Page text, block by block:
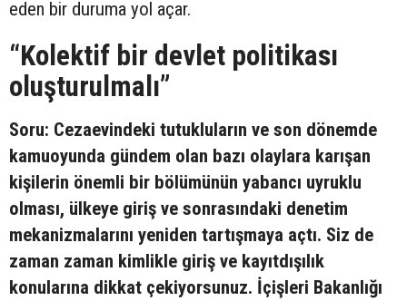
eden bir duruma yol açar.
“Kolektif bir devlet politikası
oluşturulmalı”
Soru: Cezaevindeki tutukluların ve son dönemde
kamuoyunda gündem olan bazı olaylara karışan
kişilerin önemli bir bölümünün yabancı uyruklu
olması, ülkeye giriş ve sonrasındaki denetim
mekanizmalarını yeniden tartışmaya açtı. Siz de
zaman zaman kimlikle giriş ve kayıtdışılık
konularına dikkat çekiyorsunuz. İçişleri Bakanlığı